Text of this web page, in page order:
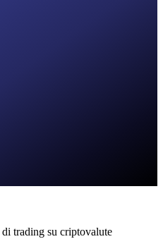
trading su criptovalute